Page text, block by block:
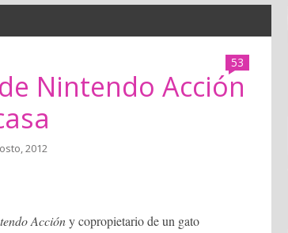
53
Nintendo Acción
2012
Accióny copropietario de un gato